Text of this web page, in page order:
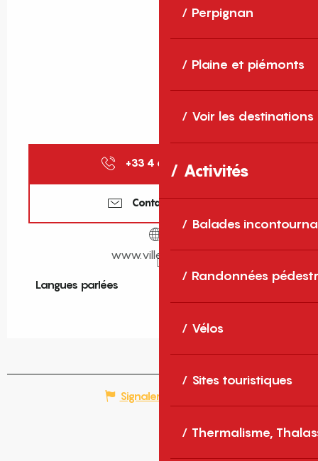
Perpignan
Plaine et piémonts
Voir les destinations
Activités
Balades
Randonnées
Vélos
Sites touristiques
Thermalisme,
+33 4 68 05 82 ▒▒
Contactez-nous
www.ville-vinca.fr
Langues parlées
Langues parlées
Signaler une erreur